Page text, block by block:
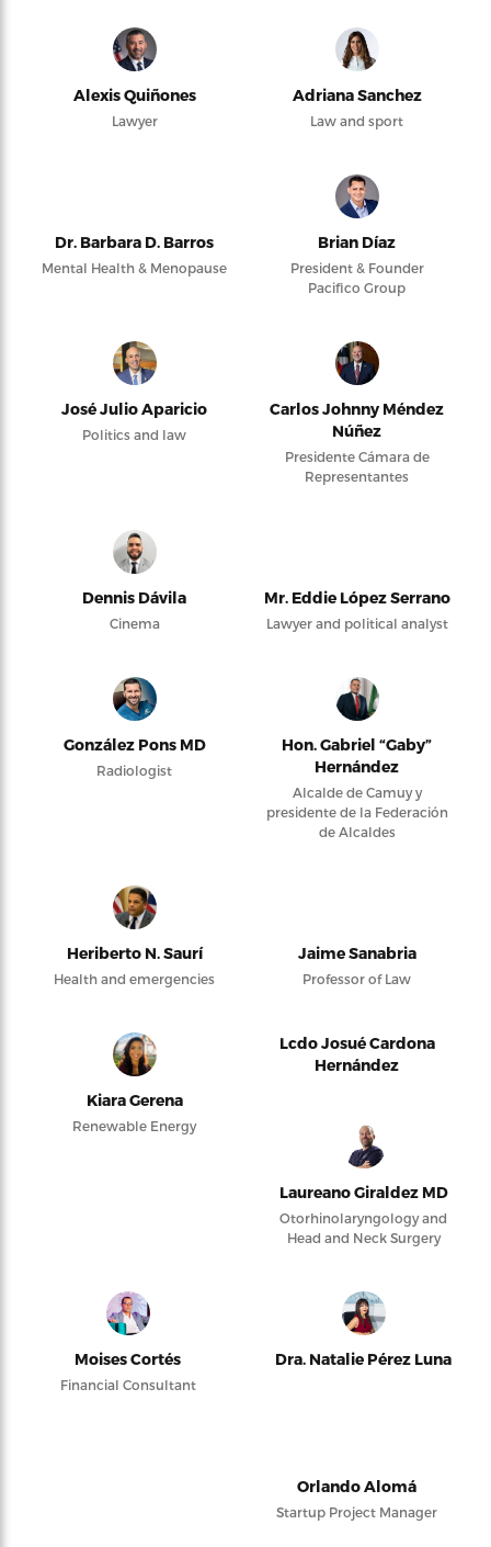
Alexis Quiñones
Lawyer
Adriana Sanchez
Law and sport
Dr. Barbara D. Barros
Mental Health & Menopause
Brian Díaz
President & Founder
Pacifico Group
José Julio Aparicio
Politics and law
Carlos Johnny Méndez
Núñez
Presidente Cámara de
Representantes
Dennis Dávila
Cinema
Mr. Eddie López Serrano
Lawyer and political analyst
González Pons MD
Radiologist
Hon. Gabriel “Gaby”
Hernández
Alcalde de Camuy y
presidente de la Federación
de Alcaldes
Heriberto N. Saurí
Health and emergencies
Jaime Sanabria
Professor of Law
Kiara Gerena
Renewable Energy
Lcdo Josué Cardona
Hernández
Laureano Giraldez MD
Otorhinolaryngology and
Head and Neck Surgery
Moises Cortés
Financial Consultant
Dra. Natalie Pérez Luna
Orlando Alomá
Startup Project Manager